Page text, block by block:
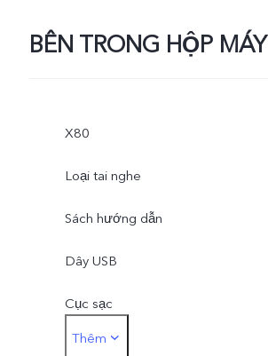
BÊN TRONG HỘP MÁY
X80
Loại tai nghe
Sách hướng dẫn
Dây USB
Cục sạc
Que lấy SIM
Thêm